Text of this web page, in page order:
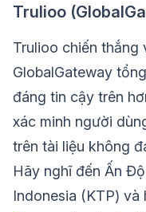
Trulioo
Trulioo chiến thắng
GlobalGateway
đáng tin cậy trên
xác minh người
trên tài liệu không
Hãy nghĩ đến Ấn
Indonesia (KTP)